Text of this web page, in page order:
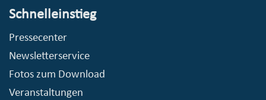
Schnelleinstieg
Pressecenter
Newsletterservice
Fotos zum Download
Veranstaltungen